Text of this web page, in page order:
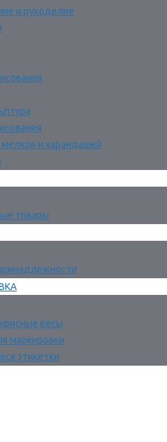
и рукоделие
и карандашей
товары
весы
маркировки
этикетки